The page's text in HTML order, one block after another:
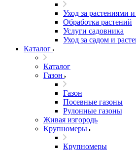
Уход за растениями
Обработка растений
Услуги садовника
Уход за садом и
Каталог
Каталог
Газон
Газон
Посевные газоны
Рулонные газоны
Живая изгородь
Крупномеры
Крупномеры